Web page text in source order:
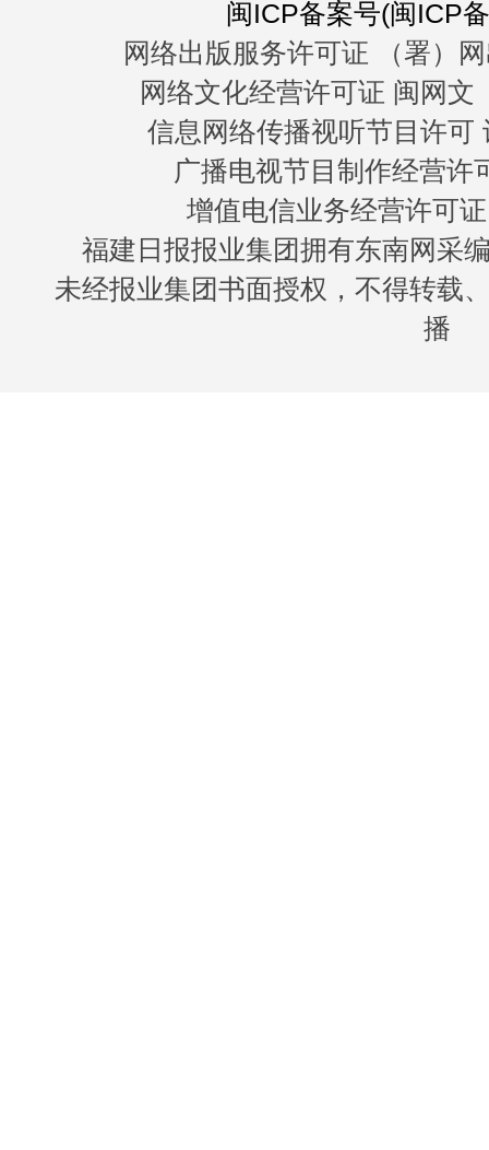
闽ICP备案号(闽ICP
网络出版服务许可证 （署）
网络文化经营许可证 闽网文
信息网络传播视听节目许可
广播电视节目制作经营许
增值电信业务经营许可
福建日报报业集团拥有东南网采
未经报业集团书面授权，不得转载
播